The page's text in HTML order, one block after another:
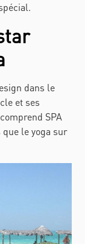
dans le
et ses
SPA
le yoga sur